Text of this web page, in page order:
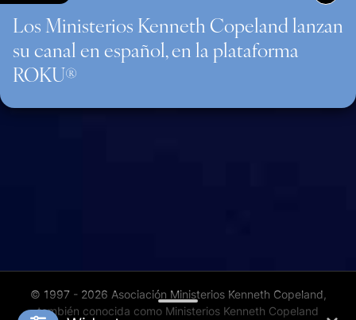
Los Ministerios Kenneth Copeland lanzan
su canal en español, en la plataforma
ROKU®
© 1997 - 2026 Asociación Ministerios Kenneth Copeland,
también conocida como Ministerios Kenneth Copeland